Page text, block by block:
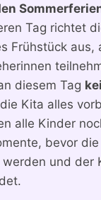
Tag richtet
Frühstück aus,
diesem Tag
Kita alles
alle Kinder
bevor
und der